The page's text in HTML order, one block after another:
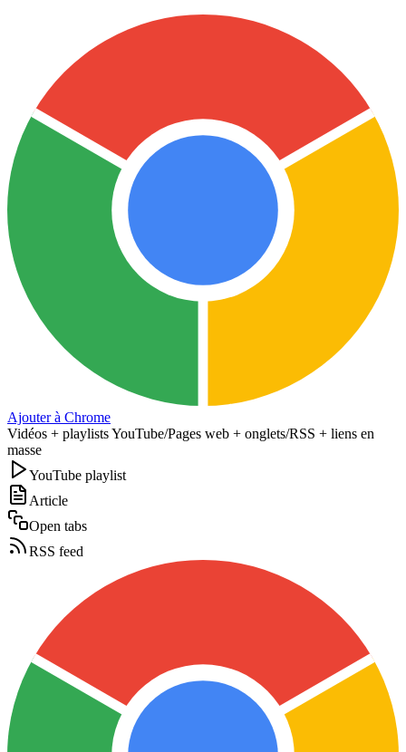
Ajouter à Chrome
Vidéos + playlists YouTube/Pages web + onglets/RSS + liens en
masse
YouTube playlist
Article
Open tabs
RSS feed